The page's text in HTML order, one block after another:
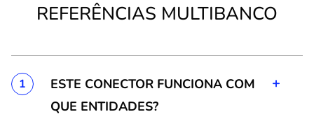
REFERÊNCIAS MULTIBANCO
1
ESTE CONECTOR FUNCIONA COM
QUE ENTIDADES?
+